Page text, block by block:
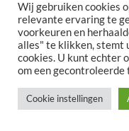
Copyright
Wij gebruiken cookies
relevante ervaring te
voorkeuren en
alles" te klikken, stemt
cookies. U kunt echter
om een
Cookie instellingen